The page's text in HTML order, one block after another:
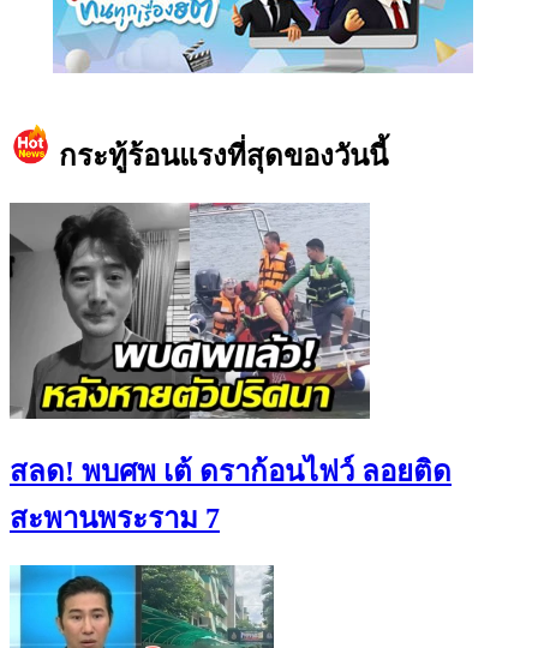
กระทู้ร้อนแรงที่สุดของวันนี้
สลด! พบศพ เต้ ดราก้อนไฟว์ ลอยติด
สะพานพระราม 7